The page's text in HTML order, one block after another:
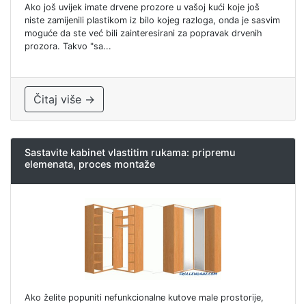
Ako još uvijek imate drvene prozore u vašoj kući koje još
niste zamijenili plastikom iz bilo kojeg razloga, onda je sasvim
moguće da ste već bili zainteresirani za popravak drvenih
prozora. Takvo "sa...
Čitaj više →
Sastavite kabinet vlastitim rukama: pripremu
elemenata, proces montaže
Ako želite popuniti nefunkcionalne kutove male prostorije,